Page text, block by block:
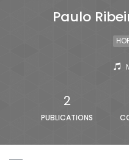
Paulo
2
PUBLICATIONS